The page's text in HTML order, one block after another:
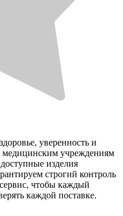
уверенность и
медицинским учреждениям
изделия
строгий контроль
чтобы каждый
каждой поставке.